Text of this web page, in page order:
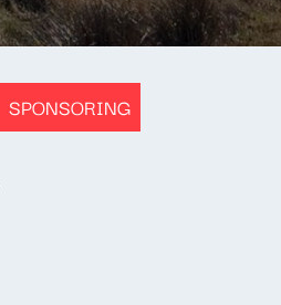
SPONSORING